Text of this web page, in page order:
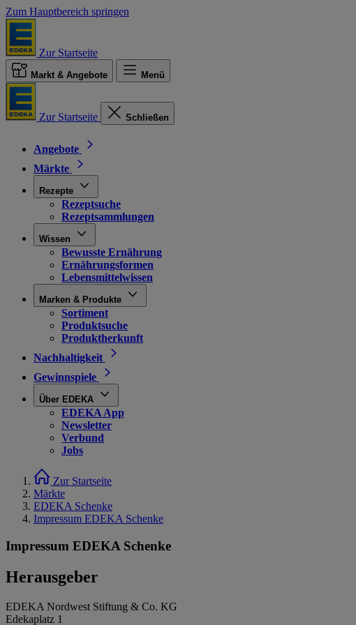
Zum Hauptbereich springen
Zur Startseite
Markt & Angebote Menü
Zur Startseite Schließen
Angebote
Märkte
Rezepte
Rezeptsuche
Rezeptsammlungen
Wissen
Bewusste Ernährung
Ernährungsformen
Lebensmittelwissen
Marken & Produkte
Sortiment
Produktsuche
Produktherkunft
Nachhaltigkeit
Gewinnspiele
Über EDEKA
EDEKA App
Newsletter
Verbund
Jobs
Zur Startseite
Märkte
EDEKA Schenke
Impressum EDEKA Schenke
Impressum EDEKA Schenke
Herausgeber
EDEKA Nordwest Stiftung & Co. KG
Edekaplatz 1